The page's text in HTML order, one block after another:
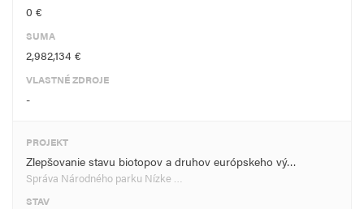
0 €
SUMA
2,982,134 €
VLASTNÉ ZDROJE
-
PROJEKT
Zlepšovanie stavu biotopov a druhov európskeho vý…
Správa Národného parku Nízke …
STAV